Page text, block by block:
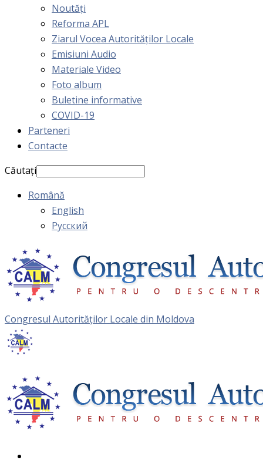
Noutăți
Reforma APL
Ziarul Vocea Autorităților Locale
Emisiuni Audio
Materiale Video
Foto album
Buletine informative
COVID-19
Parteneri
Contacte
Căutați
Română
English
Русский
Congresul Autorităţilor Locale din Moldova